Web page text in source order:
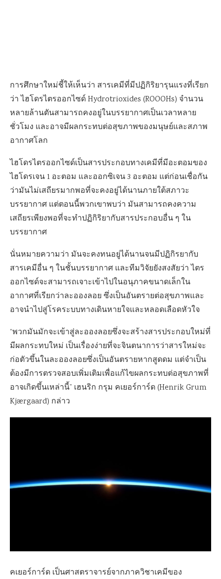
การศึกษาใหม่ชี้ให้เห็นว่า สารเคมีที่มีปฏิกิริยารุนแรงที่เรียก
ว่า ไฮโดรไตรออกไซด์ Hydrotrioxides (ROOOHs) จำนวน
หลายล้านตันสามารถคงอยู่ในบรรยากาศเป็นเวลาหลาย
ชั่วโมง และอาจมีผลกระทบต่อสุขภาพของมนุษย์และสภาพ
อากาศโลก
ไฮโดรไตรออกไซด์เป็นสารประกอบทางเคมีที่มีอะตอมของ
ไฮโดรเจน 1 อะตอม และออกซิเจน 3 อะตอม แต่ก่อนเชื่อกัน
ว่ามันไม่เสถียรมากพอที่จะคงอยู่ได้นานภายใต้สภาวะ
บรรยากาศ แต่ตอนนี้พวกเขาพบว่า มันสามารถคงความ
เสถียรเพียงพอที่จะทำปฏิกิริยากับสารประกอบอื่น ๆ ใน
บรรยากาศ
นั่นหมายความว่า มันจะคงทนอยู่ได้นานจนมีปฏิกิรยากับ
สารเคมีอื่น ๆ ในชั้นบรรยากาศ และทีมวิจัยยังสงสัยว่า ไตร
ออกไซด์จะสามารถเจาะเข้าไปในอนุภาคขนาดเล็กใน
อากาศที่เรียกว่าละอองลอย ซึ่งเป็นอันตรายต่อสุขภาพและ
อาจนำไปสู่โรคระบบทางเดินหายใจและหลอดเลือดหัวใจ
“พวกมันมักจะเข้าสู่ละอองลอยซึ่งจะสร้างสารประกอบใหม่ที่
มีผลกระทบใหม่ เป็นเรื่องง่ายที่จะจินตนาการว่าสารใหม่จะ
ก่อตัวขึ้นในละอองลอยซึ่งเป็นอันตรายหากสูดดม แต่จำเป็น
ต้องมีการตรวจสอบเพิ่มเติมเพื่อแก้ไขผลกระทบต่อสุขภาพที่
อาจเกิดขึ้นเหล่านี้” เฮนริก กรุม คเยอร์การ์ด (Henrik Grum
Kjærgaard) กล่าว
คเยอร์การ์ด เป็นศาสตราจารย์จากภาควิชาเคมีของ